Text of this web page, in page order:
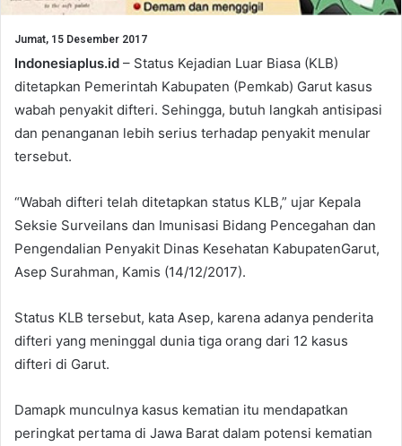
Jumat, 15 Desember 2017
Indonesiaplus.id – Status Kejadian Luar Biasa (KLB)
ditetapkan Pemerintah Kabupaten (Pemkab) Garut kasus
wabah penyakit difteri. Sehingga, butuh langkah antisipasi
dan penanganan lebih serius terhadap penyakit menular
tersebut.
“Wabah difteri telah ditetapkan status KLB,” ujar Kepala
Seksie Surveilans dan Imunisasi Bidang Pencegahan dan
Pengendalian Penyakit Dinas Kesehatan KabupatenGarut,
Asep Surahman, Kamis (14/12/2017).
Status KLB tersebut, kata Asep, karena adanya penderita
difteri yang meninggal dunia tiga orang dari 12 kasus
difteri di Garut.
Damapk munculnya kasus kematian itu mendapatkan
peringkat pertama di Jawa Barat dalam potensi kematian